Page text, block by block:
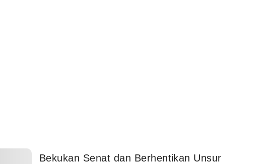
Bekukan Senat dan Berhentikan Unsur